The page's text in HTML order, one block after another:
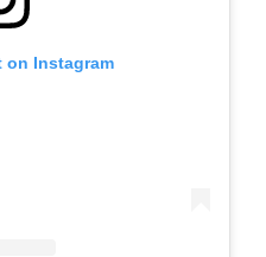
on Instagram